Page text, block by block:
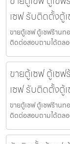
เซฟ รับติดตั้งตู้
ขายตู้เซฟ ตู้เซฟร้าน
ติดต่อสอบถามได้ตลอ
ขายตู้เซฟ ตู้เซ
เซฟ รับติดตั้งตู้
ขายตู้เซฟ ตู้เซฟร้าน
ติดต่อสอบถามได้ตล